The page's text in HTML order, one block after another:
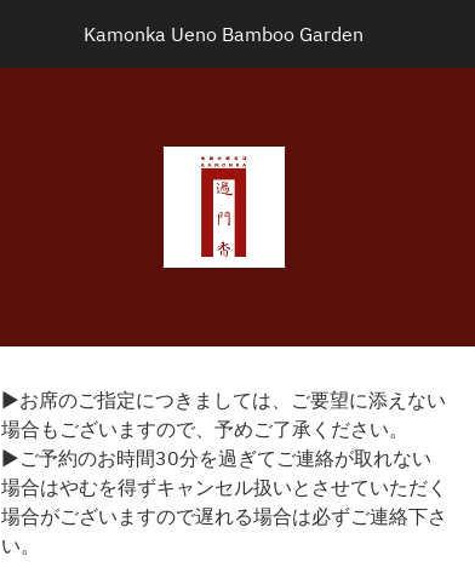
Kamonka Ueno Bamboo Garden
▶お席のご指定につきましては、ご要望に添えない
場合もございますので、予めご了承ください。
▶ご予約のお時間30分を過ぎてご連絡が取れない
場合はやむを得ずキャンセル扱いとさせていただく
場合がございますので遅れる場合は必ずご連絡下さ
い。